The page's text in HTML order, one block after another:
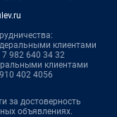
клиентами
7 982 640 34 32
клиентами
402 4056
за достоверность
объявлениях.